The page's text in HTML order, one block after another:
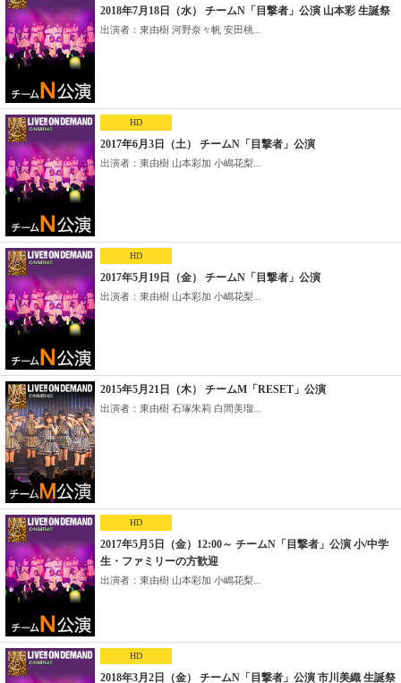
2018年7月18日（水） チームN「目撃者」公演 山本彩 生誕祭
出演者：東由樹 河野奈々帆 安田桃...
HD
2017年6月3日（土） チームN「目撃者」公演
出演者：東由樹 山本彩加 小嶋花梨...
HD
2017年5月19日（金） チームN「目撃者」公演
出演者：東由樹 山本彩加 小嶋花梨...
2015年5月21日（木） チームM「RESET」公演
出演者：東由樹 石塚朱莉 白間美瑠...
HD
2017年5月5日（金）12:00～ チームN「目撃者」公演 小/中学
生・ファミリーの方歓迎
出演者：東由樹 山本彩加 小嶋花梨...
HD
2018年3月2日（金） チームN「目撃者」公演 市川美織 生誕祭